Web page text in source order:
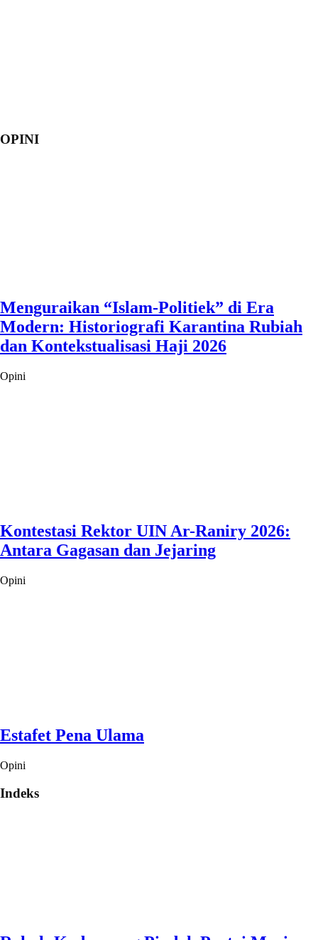
OPINI
Menguraikan “Islam-Politiek” di Era
Modern: Historiografi Karantina Rubiah
dan Kontekstualisasi Haji 2026
Opini
Kontestasi Rektor UIN Ar-Raniry 2026:
Antara Gagasan dan Jejaring
Opini
Estafet Pena Ulama
Opini
Indeks